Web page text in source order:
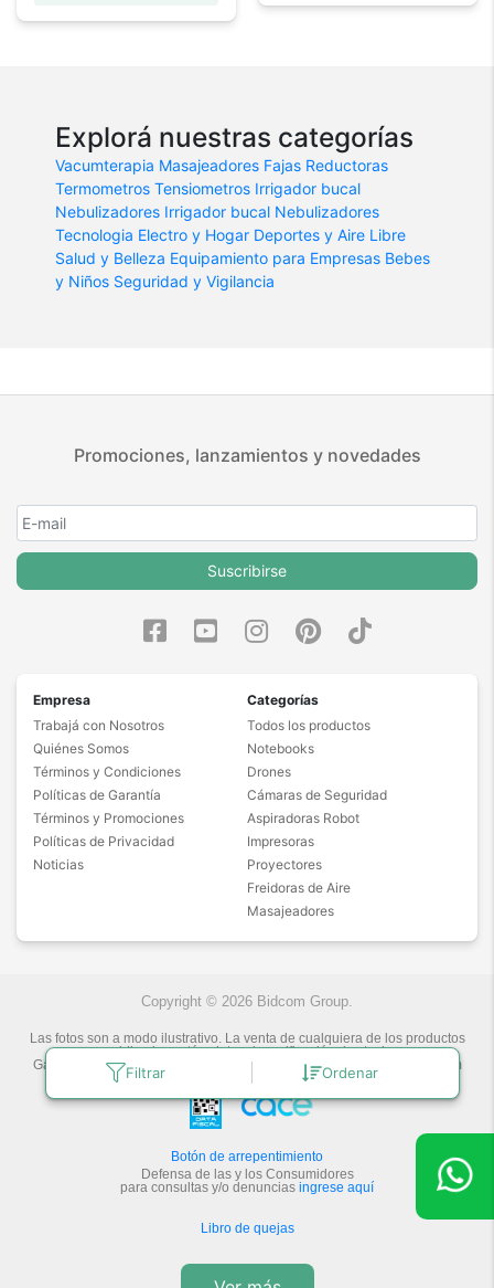
Filtrar Ordenar
Explorá nuestras categorías
Vacumterapia Masajeadores Fajas Reductoras
Termometros Tensiometros Irrigador bucal
Nebulizadores Irrigador bucal Nebulizadores
Tecnologia Electro y Hogar Deportes y Aire Libre
Salud y Belleza Equipamiento para Empresas Bebes
y Niños Seguridad y Vigilancia
Promociones, lanzamientos y novedades
Suscribirse
Empresa
Trabajá con Nosotros
Quiénes Somos
Términos y Condiciones
Políticas de Garantía
Términos y Promociones
Políticas de Privacidad
Noticias
Categorías
Todos los productos
Notebooks
Drones
Cámaras de Seguridad
Aspiradoras Robot
Impresoras
Proyectores
Freidoras de Aire
Masajeadores
Copyright © 2026 Bidcom Group.
Las fotos son a modo ilustrativo. La venta de cualquiera de los productos
publicados está sujeta a la verificación de stock.
Gadnic Tecnología novedosa.
Última actualización: 6/8/2026
Bidcom
Botón de arrepentimiento
Defensa de las y los Consumidores
para consultas y/o denuncias ingrese aquí
Libro de quejas